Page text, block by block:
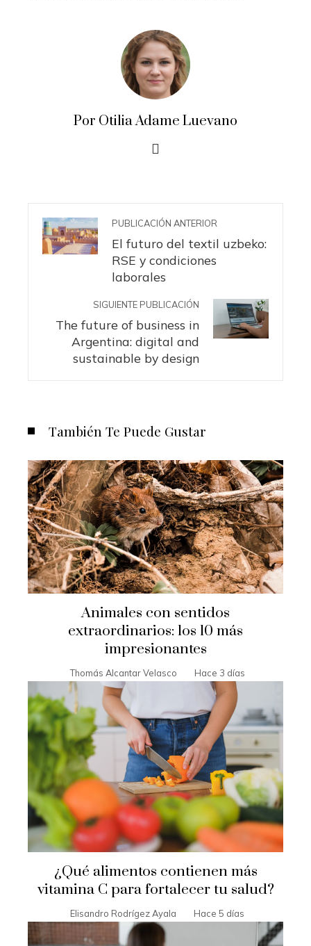
Por Otilia Adame Luevano
PUBLICACIÓN ANTERIOR
El futuro del textil uzbeko:
RSE y condiciones
laborales
SIGUIENTE PUBLICACIÓN
The future of business in
Argentina: digital and
sustainable by design
También Te Puede Gustar
Animales con sentidos
extraordinarios: los 10 más
impresionantes
Thomás Alcantar Velasco Hace 3 días
¿Qué alimentos contienen más
vitamina C para fortalecer tu salud?
Elisandro Rodrígez Ayala Hace 5 días